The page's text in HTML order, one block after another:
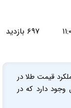
۶۹۷ بازدید
قیمت طلا در
وجود دارد که در